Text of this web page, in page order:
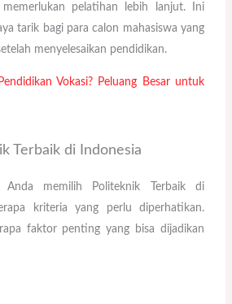
pelatihan lebih lanjut. Ini
tarik bagi para calon mahasiswa yang
menyelesaikan pendidikan.
Vokasi? Peluang Besar untuk
Terbaik di Indonesia
Anda memilih Politeknik Terbaik di
kriteria yang perlu diperhatikan.
faktor penting yang bisa dijadikan